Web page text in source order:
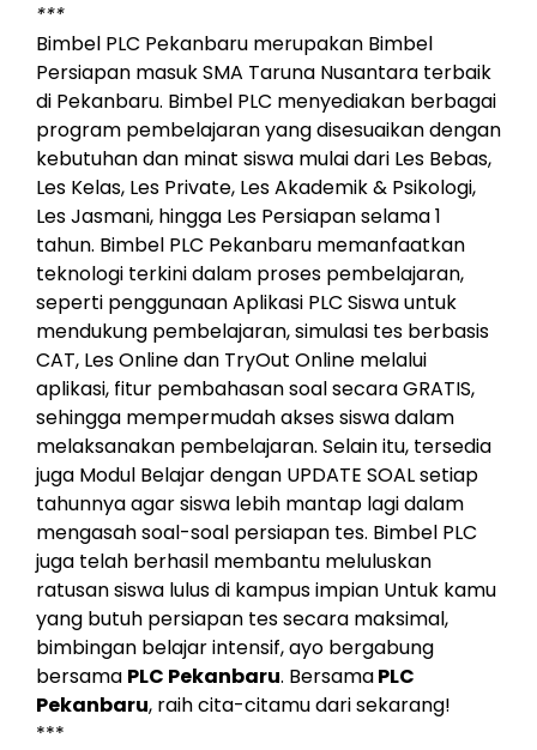
***
Bimbel PLC Pekanbaru merupakan Bimbel
Persiapan masuk SMA Taruna Nusantara terbaik
di Pekanbaru. Bimbel PLC menyediakan berbagai
program pembelajaran yang disesuaikan dengan
kebutuhan dan minat siswa mulai dari Les Bebas,
Les Kelas, Les Private, Les Akademik & Psikologi,
Les Jasmani, hingga Les Persiapan selama 1
tahun. Bimbel PLC Pekanbaru memanfaatkan
teknologi terkini dalam proses pembelajaran,
seperti penggunaan Aplikasi PLC Siswa untuk
mendukung pembelajaran, simulasi tes berbasis
CAT, Les Online dan TryOut Online melalui
aplikasi, fitur pembahasan soal secara GRATIS,
sehingga mempermudah akses siswa dalam
melaksanakan pembelajaran. Selain itu, tersedia
juga Modul Belajar dengan UPDATE SOAL setiap
tahunnya agar siswa lebih mantap lagi dalam
mengasah soal-soal persiapan tes. Bimbel PLC
juga telah berhasil membantu meluluskan
ratusan siswa lulus di kampus impian Untuk kamu
yang butuh persiapan tes secara maksimal,
bimbingan belajar intensif, ayo bergabung
bersama PLC Pekanbaru. BersamaPLC
Pekanbaru, raih cita-citamu dari sekarang!
***